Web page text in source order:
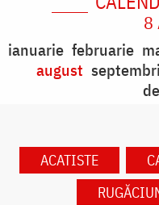
8
ianuarie februarie
august
ACATISTE